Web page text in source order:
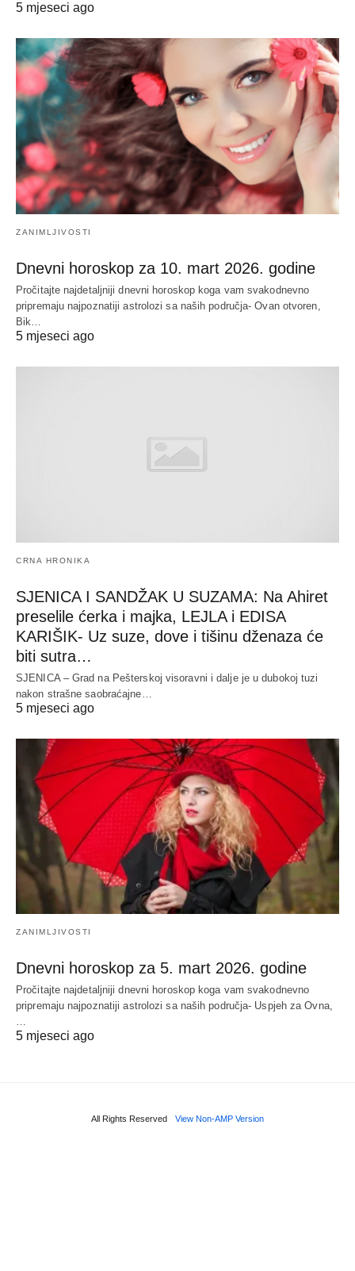
5 mjeseci ago
ZANIMLJIVOSTI
Dnevni horoskop za 10. mart 2026. godine
Pročitajte najdetaljniji dnevni horoskop koga vam svakodnevno
pripremaju najpoznatiji astrolozi sa naših područja- Ovan otvoren,
Bik…
5 mjeseci ago
CRNA HRONIKA
SJENICA I SANDŽAK U SUZAMA: Na Ahiret
preselile ćerka i majka, LEJLA i EDISA
KARIŠIK- Uz suze, dove i tišinu dženaza će
biti sutra…
SJENICA – Grad na Pešterskoj visoravni i dalje je u dubokoj tuzi
nakon strašne saobraćajne…
5 mjeseci ago
ZANIMLJIVOSTI
Dnevni horoskop za 5. mart 2026. godine
Pročitajte najdetaljniji dnevni horoskop koga vam svakodnevno
pripremaju najpoznatiji astrolozi sa naših područja- Uspjeh za Ovna,
…
5 mjeseci ago
All Rights Reserved View Non-AMP Version